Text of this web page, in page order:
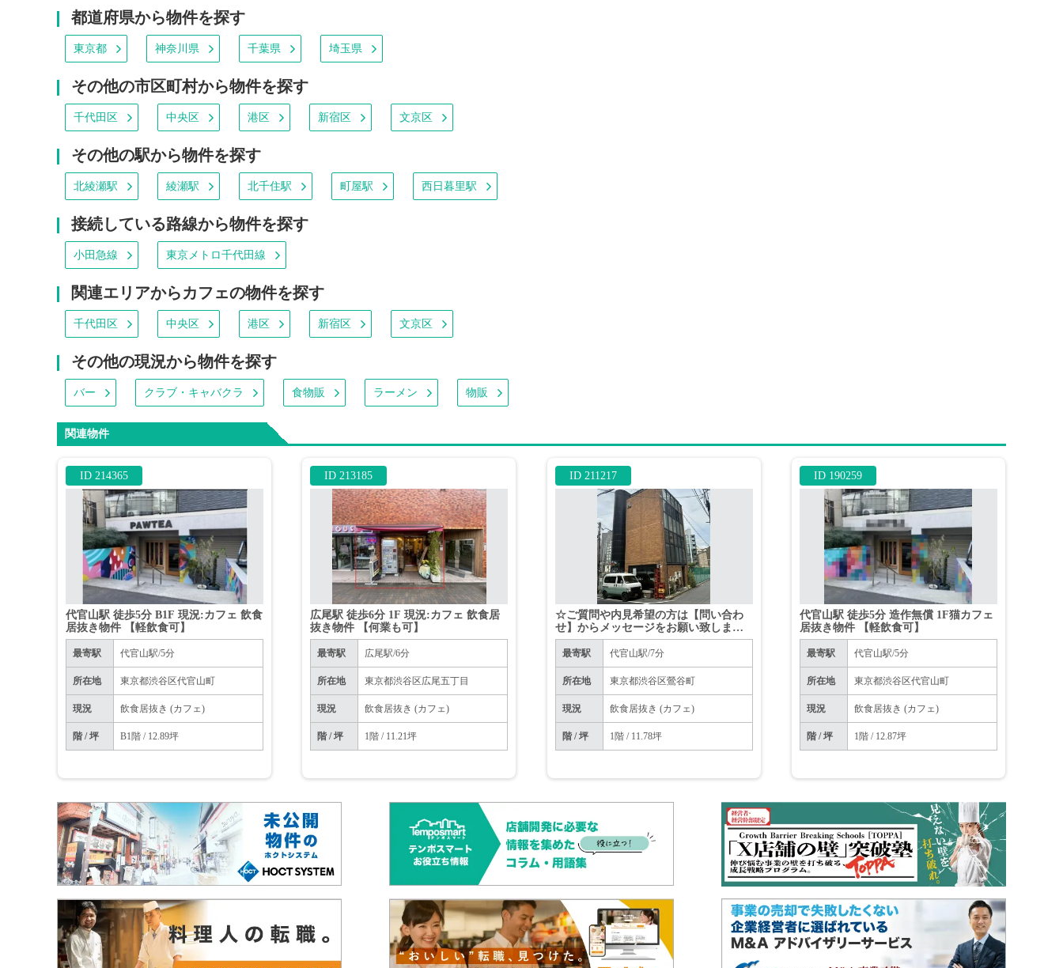
都道府県から物件を探す
東京都 神奈川県 千葉県 埼玉県
その他の市区町村から物件を探す
千代田区 中央区 港区 新宿区 文京区
その他の駅から物件を探す
北綾瀬駅 綾瀬駅 北千住駅 町屋駅 西日暮里駅
接続している路線から物件を探す
小田急線 東京メトロ千代田線
関連エリアからカフェの物件を探す
千代田区 中央区 港区 新宿区 文京区
その他の現況から物件を探す
バー クラブ・キャバクラ 食物販 ラーメン 物販
関連物件
ID 214365
代官山駅 徒歩5分 B1F 現況:カフェ 飲食
居抜き物件 【軽飲食可】
最寄駅 代官山駅/5分
所在地 東京都渋谷区代官山町
現況 飲食居抜き (カフェ)
階 / 坪 B1階 / 12.89坪
ID 213185
広尾駅 徒歩6分 1F 現況:カフェ 飲食居
抜き物件 【何業も可】
最寄駅 広尾駅/6分
所在地 東京都渋谷区広尾五丁目
現況 飲食居抜き (カフェ)
階 / 坪 1階 / 11.21坪
ID 211217
☆ご質問や内見希望の方は【問い合わ
せ】からメッセージをお願い致します
☆※お電話はお控えください。
最寄駅 代官山駅/7分
所在地 東京都渋谷区鶯谷町
現況 飲食居抜き (カフェ)
階 / 坪 1階 / 11.78坪
ID 190259
代官山駅 徒歩5分 造作無償 1F猫カフェ
居抜き物件 【軽飲食可】
最寄駅 代官山駅/5分
所在地 東京都渋谷区代官山町
現況 飲食居抜き (カフェ)
階 / 坪 1階 / 12.87坪